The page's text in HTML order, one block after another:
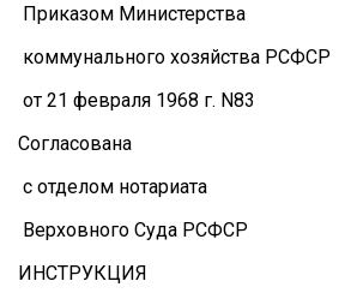
Приказом Министерства
коммунального хозяйства РСФСР
от 21 февраля 1968 г. N83
Согласована
с отделом нотариата
Верховного Суда РСФСР
ИНСТРУКЦИЯ